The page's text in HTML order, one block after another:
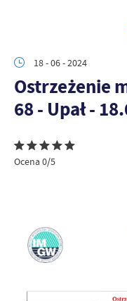
18 - 06 - 2024
Ostrzeżenie
68 - Upał -
Ocena 0/5